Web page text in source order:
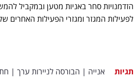
הזדמנויות סחר באניות מטען ובמקביל
לפעילות המגזר ומגזרי הפעילות האחרים
תגיות אנייה | הבורסה לניירות ערך |